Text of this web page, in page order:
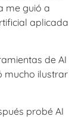
me guió a
aplicada
de AI
mucho ilustrar
probé AI